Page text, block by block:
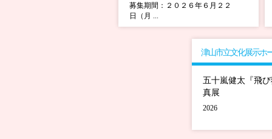
募集期間：２０２６年６月２２
日（月 ...
津山市立文化展示ホ
五十嵐健太『飛
真展
2026